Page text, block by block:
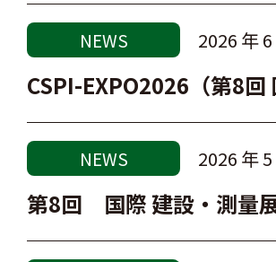
NEWS 2026 年
CSPI-EXPO2026（第8回
NEWS 2026 年
第8回 国際 建設・測量